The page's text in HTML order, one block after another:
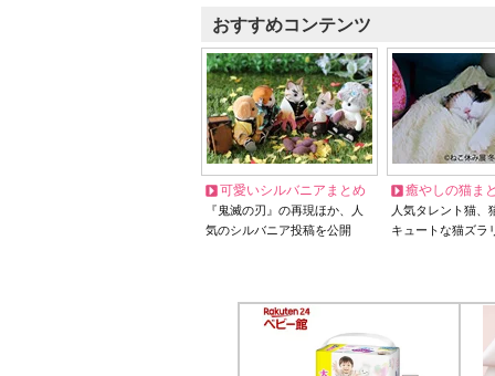
おすすめコンテンツ
可愛いシルバニアまとめ
『鬼滅の刃』の再現ほか、人
気のシルバニア投稿を公開
癒やしの猫ま
人気タレント猫
キュートな猫ズラ